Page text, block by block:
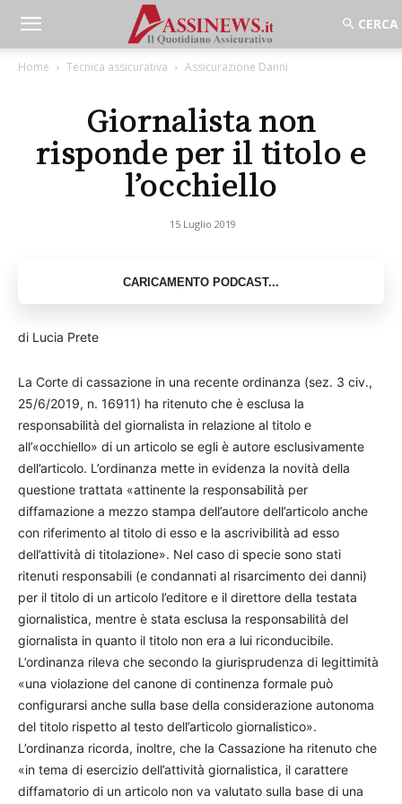
Home Tecnica assicurativa Assicurazione Danni
Giornalista non
risponde per il titolo e
l’occhiello
15 Luglio 2019
di Lucia Prete
La Corte di cassazione in una recente ordinanza (sez. 3 civ.,
25/6/2019, n. 16911) ha ritenuto che è esclusa la
responsabilità del giornalista in relazione al titolo e
all’«occhiello» di un articolo se egli è autore esclusivamente
dell’articolo. L’ordinanza mette in evidenza la novità della
questione trattata «attinente la responsabilità per
diffamazione a mezzo stampa dell’autore dell’articolo anche
con riferimento al titolo di esso e la ascrivibilità ad esso
dell’attività di titolazione». Nel caso di specie sono stati
ritenuti responsabili (e condannati al risarcimento dei danni)
per il titolo di un articolo l’editore e il direttore della testata
giornalistica, mentre è stata esclusa la responsabilità del
giornalista in quanto il titolo non era a lui riconducibile.
L’ordinanza rileva che secondo la giurisprudenza di legittimità
«una violazione del canone di continenza formale può
configurarsi anche sulla base della considerazione autonoma
del titolo rispetto al testo dell’articolo giornalistico».
L’ordinanza ricorda, inoltre, che la Cassazione ha ritenuto che
«in tema di esercizio dell’attività giornalistica, il carattere
diffamatorio di un articolo non va valutato sulla base di una